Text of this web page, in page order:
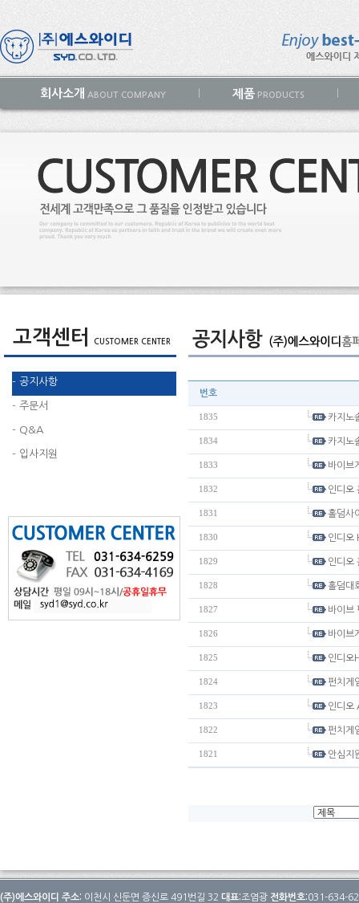
회사소개 ABOUT COMPANY 제품 PRODUCTS
고객센터 CUSTOMER CENTER
- 공지사항
- 주문서
- Q&A
- 입사지원
번호
1835 카지노
1834 카지노
1833 바이브
1832 인디오
1831 홀­덤사
1830 인디오
1829 인디오
1828 홀­덤대
1827 바이브
1826 바이브
1825 인디오
1824 펀치게
1823 인디오
1822 펀치게
1821 안심지
(주)에스와이디 주소: 이천시 신둔면 증신로 491번길 32 대표:조염광 전화번호:031-634-